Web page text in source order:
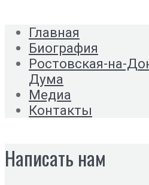
Главная
Биография
Ростовская-на-
Дума
Медиа
Контакты
Написать нам